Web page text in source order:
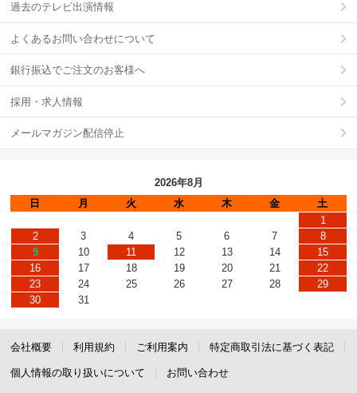
過去のテレビ出演情報
よくあるお問い合わせについて
銀行振込でご注文のお客様へ
採用・求人情報
メールマガジン配信停止
2026年8月
日
月 火 水 木 金
土
1
2
3 4 5 6 7
8
9
10 11 12 13 14
15
16
17 18 19 20 21
22
23
24 25 26 27 28
29
30
31
会社概要 利用規約 ご利用案内 特定商取引法に基づく表記
個人情報の取り扱いについて お問い合わせ